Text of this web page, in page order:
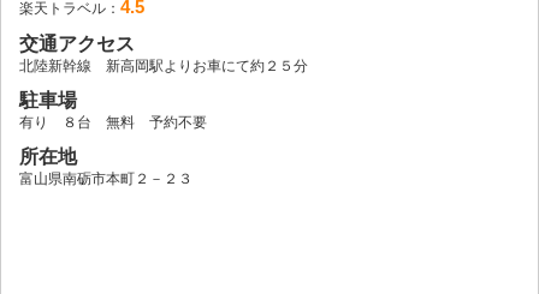
楽天トラベル： 4.5
交通アクセス
北陸新幹線 新高岡駅よりお車にて約２５分
駐車場
有り ８台 無料 予約不要
所在地
富山県南砺市本町２－２３